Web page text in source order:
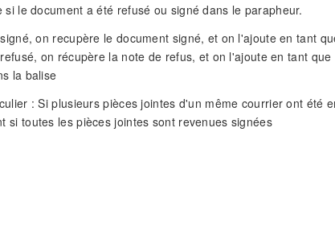
si le document a été refusé ou signé dans le parapheur.
on recupère le document signé, et on l'ajoute en tant
on récupère la note de refus, et on l'ajoute en tant
la balise
: Si plusieurs pièces jointes d'un même courrier ont été
si toutes les pièces jointes sont revenues signées